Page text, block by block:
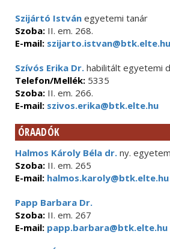
Szijártó István egyetemi tanár
Szoba: II. em. 268.
E-mail: szijarto.istvan@btk.elte.hu
Szívós Erika Dr. habilitált egyetemi
Telefon/Mellék: 5335
Szoba: II. em. 266.
E-mail: szivos.erika@btk.elte.hu
ÓRAADÓK
Halmos Károly Béla dr. ny.
Szoba: II. em. 265
E-mail: halmos.karoly@btk.elte.hu
Papp Barbara Dr.
Szoba: II. em. 267
E-mail: papp.barbara@btk.elte.hu